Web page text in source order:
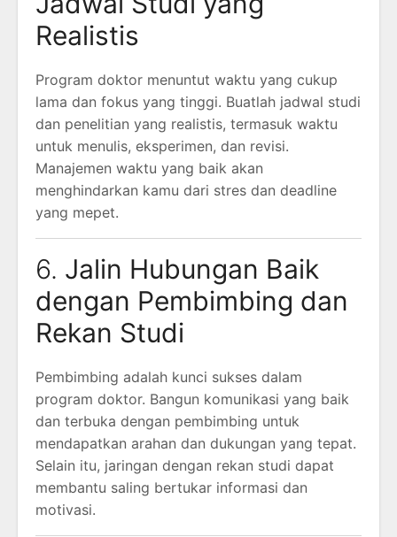
Realistis
Program doktor menuntut waktu yang cukup
lama dan fokus yang tinggi. Buatlah jadwal studi
dan penelitian yang realistis, termasuk waktu
untuk menulis, eksperimen, dan revisi.
Manajemen waktu yang baik akan
menghindarkan kamu dari stres dan deadline
yang mepet.
6. Jalin Hubungan Baik
dengan Pembimbing dan
Rekan Studi
Pembimbing adalah kunci sukses dalam
program doktor. Bangun komunikasi yang baik
dan terbuka dengan pembimbing untuk
mendapatkan arahan dan dukungan yang tepat.
Selain itu, jaringan dengan rekan studi dapat
membantu saling bertukar informasi dan
motivasi.